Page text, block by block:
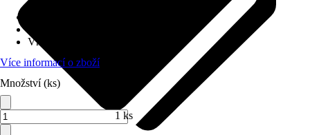
Vhodné pro
Více informací o zboží
Množství (ks)
1 ks